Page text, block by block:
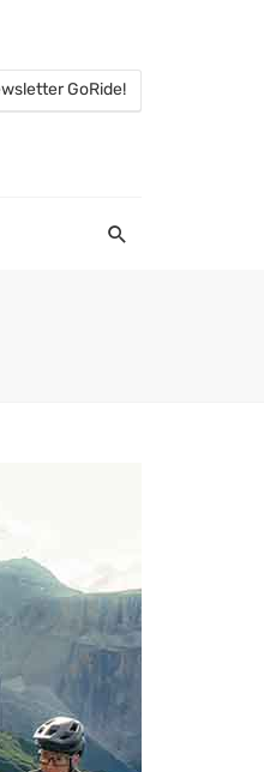
GoRide!